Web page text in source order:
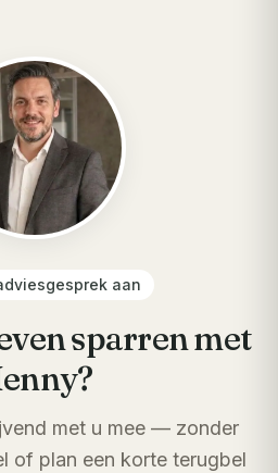
aan
sparren met
met u mee — zonder
of plan een korte terugbel